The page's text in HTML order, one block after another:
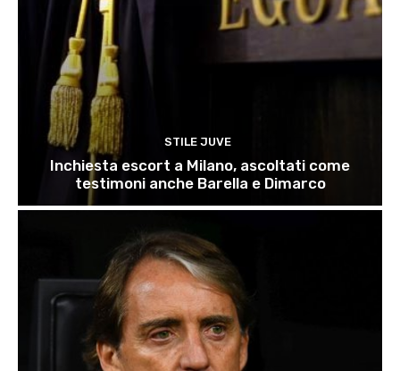
STILE JUVE
Inchiesta escort a Milano, ascoltati come
testimoni anche Barella e Dimarco